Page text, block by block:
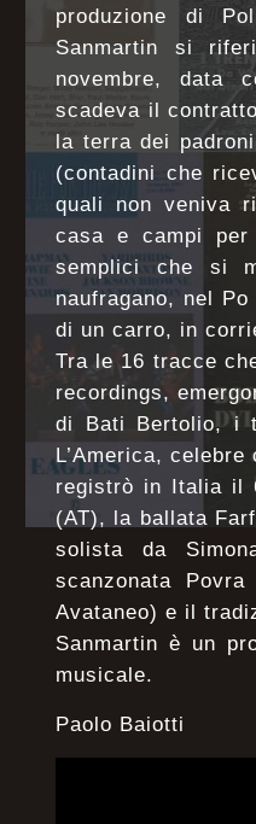
produzione di
Sanmartin si
novembre, data
scadeva il
la terra dei
(contadini che
quali non veniva
casa e campi
semplici che si
naufragano, nel
di un carro, in
Tra le 16 tracce
recordings,
di Bati Bertolio, i
L’America,
registrò in Italia il
(AT), la ballata
solista da
scanzonata
Avataneo) e il
Sanmartin è un
musicale.
Paolo Baiotti